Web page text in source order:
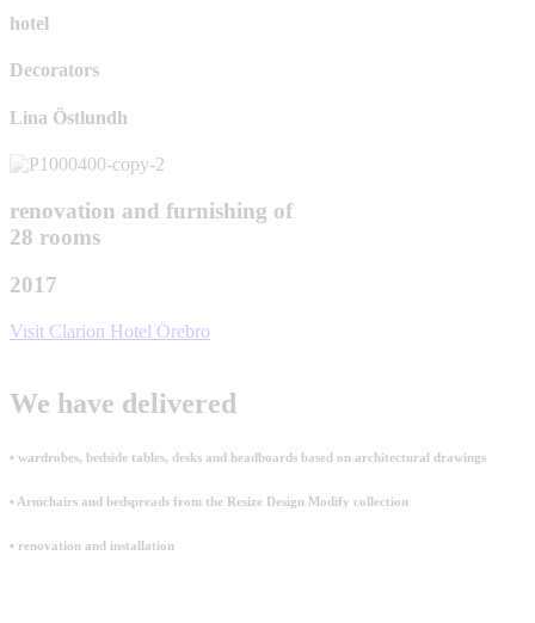
hotel
Decorators
Lina Östlundh
renovation and furnishing of
28 rooms
2017
Visit Clarion Hotel Örebro
We have delivered
• wardrobes, bedside tables, desks and headboards based on architectural drawings
• Armchairs and bedspreads from the Resize Design Modify collection
• renovation and installation